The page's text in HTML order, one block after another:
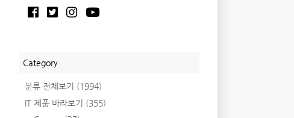
Category
분류 전체보기 (1994)
IT 제품 바라보기 (355)